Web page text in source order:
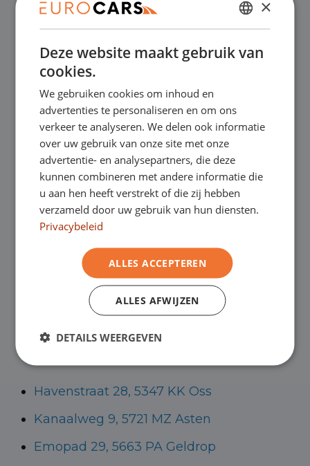
Online kopen, niet goed geld terug
Financial lease – Soepele acceptatie
Gratis thuisbezorgd bij online aankoop
Onze showrooms
Je bent van harte welkom in een van onze
showrooms om de occasions te bekijken –
kunt in Asten terecht voor onze
bedrijfswagens en in Oss, Geldrop en
bedrijfswagens.
Havenstraat 28, 5347 KK Oss
Kanaalweg 9, 5721 MZ Asten
Emopad 29, 5663 PA Geldrop
DUTCH
ENGLISH
×
Deze website maakt gebruik van
cookies.
We gebruiken cookies om inhoud en
advertenties te personaliseren en om ons
verkeer te analyseren. We delen ook informatie
over uw gebruik van onze site met onze
advertentie- en analysepartners, die deze
kunnen combineren met andere informatie die
u aan hen heeft verstrekt of die zij hebben
verzameld door uw gebruik van hun diensten.
Privacybeleid
ALLES ACCEPTEREN
ALLES AFWIJZEN
DETAILS WEERGEVEN